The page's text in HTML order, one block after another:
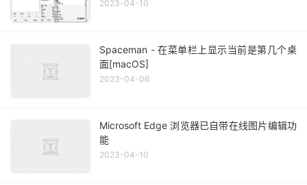
2023-04-10
Spaceman - 在菜单栏上显示当前是第几个桌
面[macOS]
2023-04-06
Microsoft Edge 浏览器已自带在线图片编辑功
能
2023-04-10